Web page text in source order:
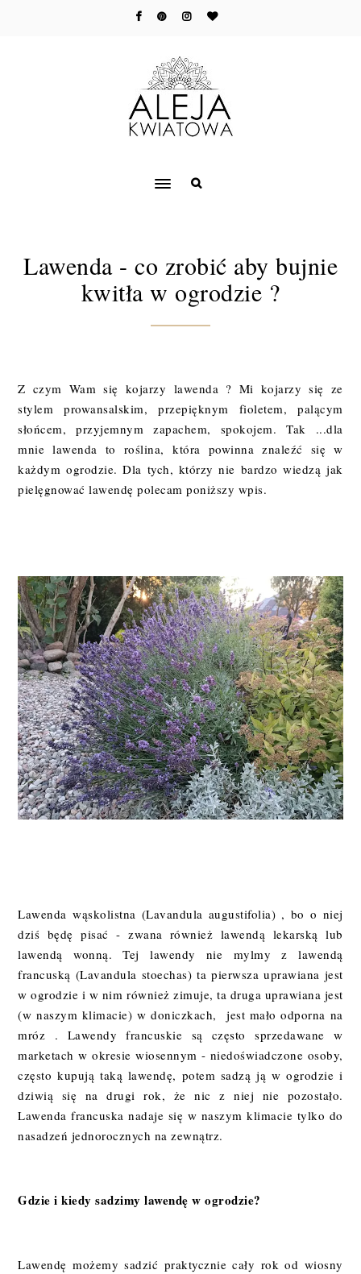
Lawenda - co zrobić aby bujnie
kwitła w ogrodzie ?
Z czym Wam się kojarzy lawenda ? Mi kojarzy się ze
stylem prowansalskim, przepięknym fioletem, palącym
słońcem, przyjemnym zapachem, spokojem. Tak ...dla
mnie lawenda to roślina, która powinna znaleźć się w
każdym ogrodzie. Dla tych, którzy nie bardzo wiedzą jak
pielęgnować lawendę polecam poniższy wpis.
Lawenda wąskolistna (Lavandula augustifolia) , bo o niej
dziś będę pisać - zwana również lawendą lekarską lub
lawendą wonną. Tej lawendy nie mylmy z lawendą
francuską (Lavandula stoechas) ta pierwsza uprawiana jest
w ogrodzie i w nim również zimuje, ta druga uprawiana jest
(w naszym klimacie) w doniczkach, jest mało odporna na
mróz . Lawendy francuskie są często sprzedawane w
marketach w okresie wiosennym - niedoświadczone osoby,
często kupują taką lawendę, potem sadzą ją w ogrodzie i
dziwią się na drugi rok, że nic z niej nie pozostało.
Lawenda francuska nadaje się w naszym klimacie tylko do
nasadzeń jednorocznych na zewnątrz.
Gdzie i kiedy sadzimy lawendę w ogrodzie?
Lawendę możemy sadzić praktycznie cały rok od wiosny